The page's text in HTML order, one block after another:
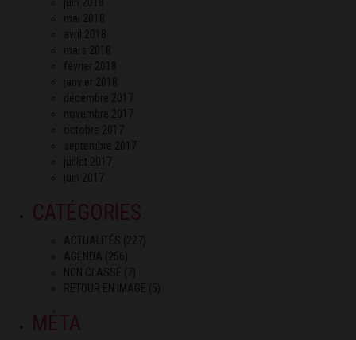
mai 2018
avril 2018
mars 2018
février 2018
janvier 2018
décembre 2017
novembre 2017
octobre 2017
septembre 2017
juillet 2017
juin 2017
CATÉGORIES
ACTUALITÉS
(227)
AGENDA (256)
NON CLASSÉ (7)
RETOUR EN IMAGE (5)
MÉTA